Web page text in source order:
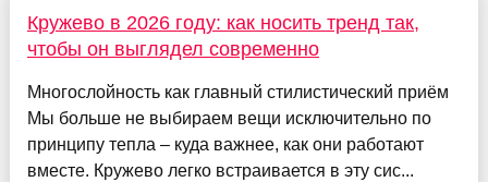
Кружево в 2026 году: как носить тренд так,
чтобы он выглядел современно
Многослойность как главный стилистический приём
Мы больше не выбираем вещи исключительно по
принципу тепла – куда важнее, как они работают
вместе. Кружево легко встраивается в эту сис...